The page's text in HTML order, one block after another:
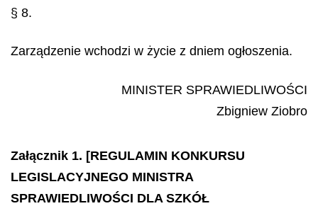
§ 8.
Zarządzenie wchodzi w życie z dniem ogłoszenia.
MINISTER SPRAWIEDLIWOŚCI
Zbigniew Ziobro
Załącznik 1. [REGULAMIN KONKURSU
LEGISLACYJNEGO MINISTRA
SPRAWIEDLIWOŚCI DLA SZKÓŁ